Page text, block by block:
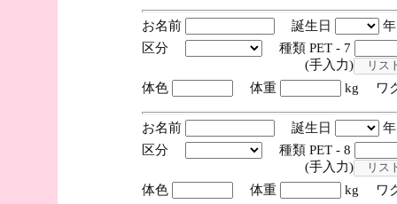
お名前 誕生日
区分
種類 PET - 7
(手入力)
体色
体重 kg ワ
お名前 誕生日
区分
種類 PET - 8
(手入力)
体色
体重 kg ワ